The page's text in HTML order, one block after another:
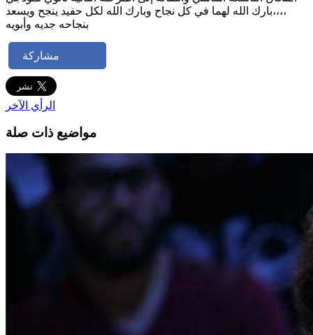
،،،،بارك الله لهما في كل نجاح وبارك الله لكل حفيد ينجح ويسعد
بنجاحه جديه وأبويه
مشاركة
الرأي الآخر
مواضيع ذات صلة